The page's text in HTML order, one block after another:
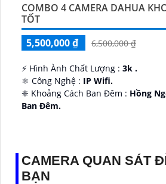
COMBO 4 CAMERA DAHUA
TỐT
5,500,000 ₫
6,500,000 ₫
️⚡ Hình Ành Chất Lượng : 3k .
⚛️ Công Nghệ : IP Wifi.
❈ Khoảng Cách Ban Đêm : Hồng
Ban Ðêm.
CAMERA QUAN SÁT
BẠN